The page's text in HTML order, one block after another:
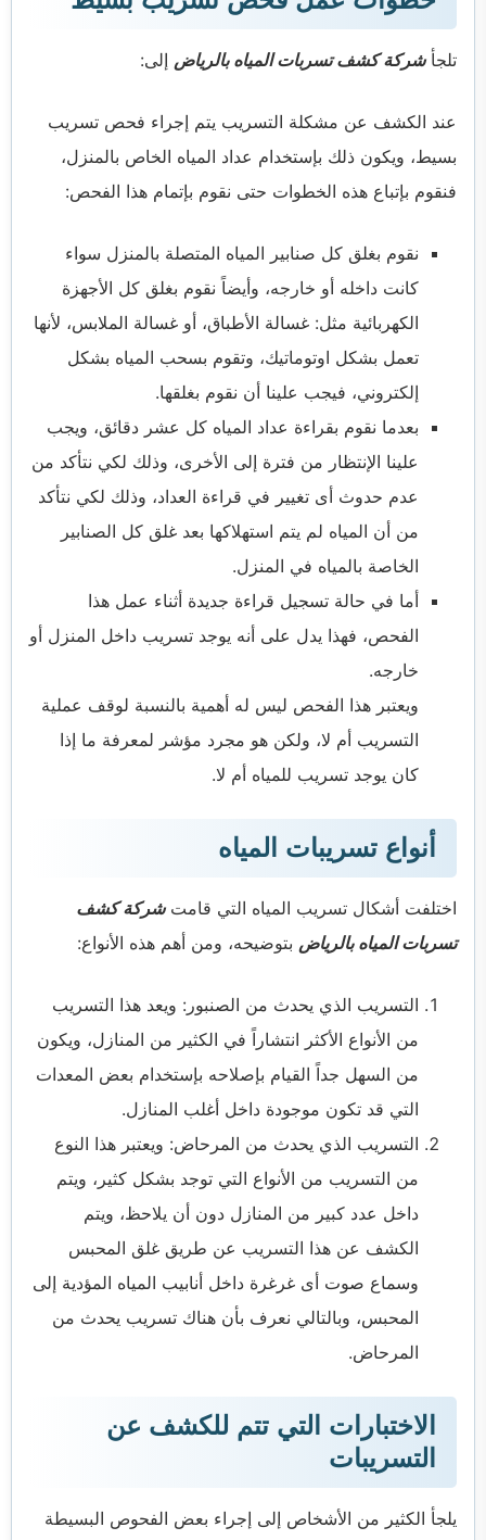
تلجأشركة كشف تسربات المياه بالرياض إلى:
عند الكشف عن مشكلة التسريب يتم إجراء فحص تسريب
بسيط، ويكون ذلك بإستخدام عداد المياه الخاص بالمنزل،
فنقوم بإتباع هذه الخطوات حتى نقوم بإتمام هذا الفحص:
نقوم بغلق كل صنابير المياه المتصلة بالمنزل سواء
كانت داخله أو خارجه، وأيضاً نقوم بغلق كل الأجهزة
الكهربائية مثل: غسالة الأطباق، أو غسالة الملابس، لأنها
تعمل بشكل اوتوماتيك، وتقوم بسحب المياه بشكل
إلكتروني، فيجب علينا أن نقوم بغلقها.
بعدما نقوم بقراءة عداد المياه كل عشر دقائق، ويجب
علينا الإنتظار من فترة إلى الأخرى، وذلك لكي نتأكد من
عدم حدوث أى تغيير في قراءة العداد، وذلك لكي نتأكد
من أن المياه لم يتم استهلاكها بعد غلق كل الصنابير
الخاصة بالمياه في المنزل.
أما في حالة تسجيل قراءة جديدة أثناء عمل هذا
الفحص، فهذا يدل على أنه يوجد تسريب داخل المنزل أو
خارجه.
ويعتبر هذا الفحص ليس له أهمية بالنسبة لوقف عملية
التسريب أم لا، ولكن هو مجرد مؤشر لمعرفة ما إذا
كان يوجد تسريب للمياه أم لا.
أنواع تسريبات المياه
اختلفت أشكال تسريب المياه التي قامتشركة كشف
تسربات المياه بالرياض بتوضيحه، ومن أهم هذه الأنواع:
التسريب الذي يحدث من الصنبور: ويعد هذا التسريب
من الأنواع الأكثر انتشاراً في الكثير من المنازل، ويكون
من السهل جداً القيام بإصلاحه بإستخدام بعض المعدات
التي قد تكون موجودة داخل أغلب المنازل.
التسريب الذي يحدث من المرحاض: ويعتبر هذا النوع
من التسريب من الأنواع التي توجد بشكل كثير، ويتم
داخل عدد كبير من المنازل دون أن يلاحظ، ويتم
الكشف عن هذا التسريب عن طريق غلق المحبس
وسماع صوت أى غرغرة داخل أنابيب المياه المؤدية إلى
المحبس، وبالتالي نعرف بأن هناك تسريب يحدث من
المرحاض.
الاختبارات التي تتم للكشف عن
التسريبات
يلجأ الكثير من الأشخاص إلى إجراء بعض الفحوص البسيطة